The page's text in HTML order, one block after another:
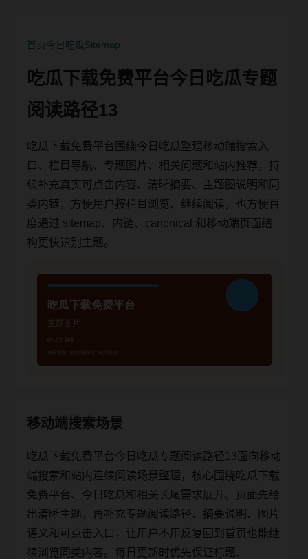
首页今日吃瓜Sitemap
吃瓜下载免费平台今日吃瓜专题
阅读路径13
吃瓜下载免费平台围绕今日吃瓜整理移动端搜索入
口、栏目导航、专题图片、相关问题和站内推荐，持
续补充真实可点击内容、清晰摘要、主题图说明和同
类内链，方便用户按栏目浏览、继续阅读，也方便百
度通过 sitemap、内链、canonical 和移动端页面结
构更快识别主题。
移动端搜索场景
吃瓜下载免费平台今日吃瓜专题阅读路径13面向移动
端搜索和站内连续阅读场景整理，核心围绕吃瓜下载
免费平台、今日吃瓜和相关长尾需求展开。页面先给
出清晰主题，再补充专题阅读路径、摘要说明、图片
语义和可点击入口，让用户不用反复回到首页也能继
续浏览同类内容。每日更新时优先保证标题、